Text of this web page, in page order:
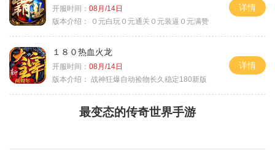
开服时间： 08月/14日
版本介绍：
０元白玩０元通关０元装逼０元满赞
详情
１８０热血火龙
开服时间： 08月/14日
版本介绍： 战神狂爆自动捡物长久稳定180新版
详情
最变态的传奇世界手游